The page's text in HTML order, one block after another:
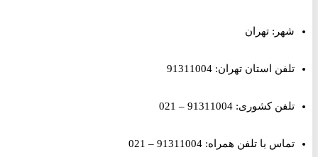
شهر: تهران
تلفن استان تهران: 91311004
تلفن کشوری: 91311004 – 021
تماس با تلفن همراه: 91311004 – 021